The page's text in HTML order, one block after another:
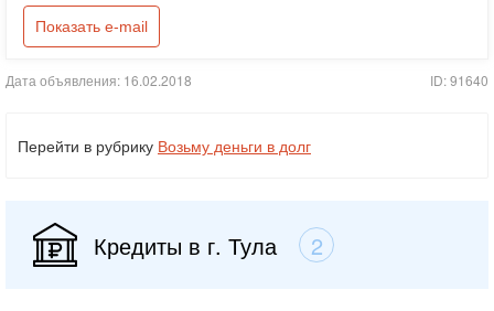
Показать e-mail
Дата объявления: 16.02.2018 ID: 91640
Перейти в рубрику Возьму деньги в долг
Кредиты в г. Тула 2